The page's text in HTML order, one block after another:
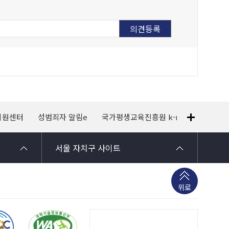
센터 성범죄자 알림e 국가평생교육진흥원 k-mooc
서울 자치구 사이트
위로